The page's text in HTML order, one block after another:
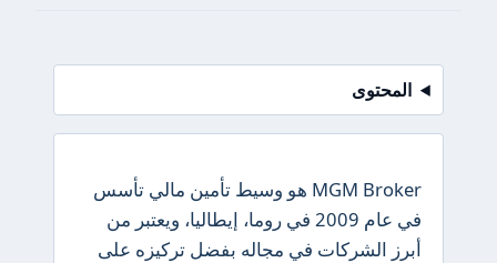
المحتوى
MGM Broker هو وسيط تأمين مالي تأسس
في عام 2009 في روما، إيطاليا، ويعتبر من
أبرز الشركات في مجاله بفضل تركيزه على